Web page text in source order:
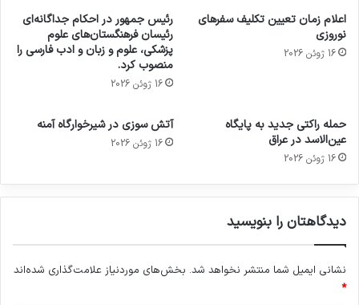
اعلام زمان تعیین تکلیف سفرهای
نوروزی
16 ژوئن 2026
رئیس جمهور در احکام جداگانه‌ای
رئیسان فرهنگستان‌های علوم
پزشکی، علوم و زبان و ادب فارسی را
منصوب کرد.
16 ژوئن 2026
حمله راکتی جدید به پایگاه
عین‌الاسد در عراق
16 ژوئن 2026
آتش سوزی در شیرخوارگاه آمنه
16 ژوئن 2026
دیدگاهتان را بنویسید
نشانی ایمیل شما منتشر نخواهد شد. بخش‌های موردنیاز علامت‌گذاری شده‌اند
*